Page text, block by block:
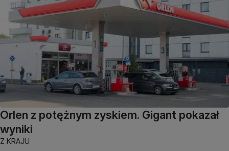
Orlen z potężnym zyskiem. Gigant pokazał
wyniki
Z KRAJU